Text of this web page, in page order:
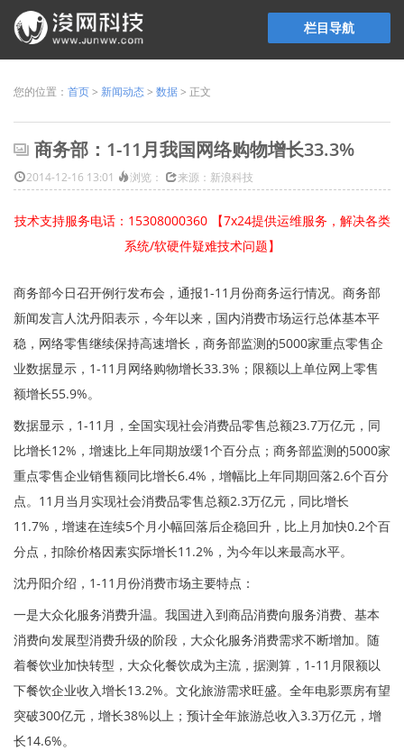
栏目导航
您的位置： 首页> 新闻动态> 数据> 正文
商务部：1-11月我国网络购物增长33.3%
2014-12-16 13:01 浏览： 来源：新浪科技
技术支持服务电话：15308000360 【7x24提供运维服务，解决各类
系统/软硬件疑难技术问题】
商务部今日召开例行发布会，通报1-11月份商务运行情况。商务部
新闻发言人沈丹阳表示，今年以来，国内消费市场运行总体基本平
稳，网络零售继续保持高速增长，商务部监测的5000家重点零售企
业数据显示，1-11月网络购物增长33.3%；限额以上单位网上零售
额增长55.9%。
数据显示，1-11月，全国实现社会消费品零售总额23.7万亿元，同
比增长12%，增速比上年同期放缓1个百分点；商务部监测的5000家
重点零售企业销售额同比增长6.4%，增幅比上年同期回落2.6个百分
点。11月当月实现社会消费品零售总额2.3万亿元，同比增长
11.7%，增速在连续5个月小幅回落后企稳回升，比上月加快0.2个百
分点，扣除价格因素实际增长11.2%，为今年以来最高水平。
沈丹阳介绍，1-11月份消费市场主要特点：
一是大众化服务消费升温。我国进入到商品消费向服务消费、基本
消费向发展型消费升级的阶段，大众化服务消费需求不断增加。随
着餐饮业加快转型，大众化餐饮成为主流，据测算，1-11月限额以
下餐饮企业收入增长13.2%。文化旅游需求旺盛。全年电影票房有望
突破300亿元，增长38%以上；预计全年旅游总收入3.3万亿元，增
长14.6%。